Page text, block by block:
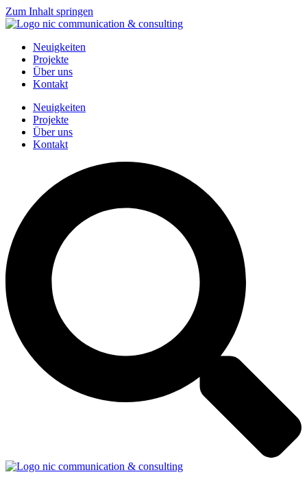
Zum Inhalt springen
Neuigkeiten
Projekte
Über uns
Kontakt
Neuigkeiten
Projekte
Über uns
Kontakt